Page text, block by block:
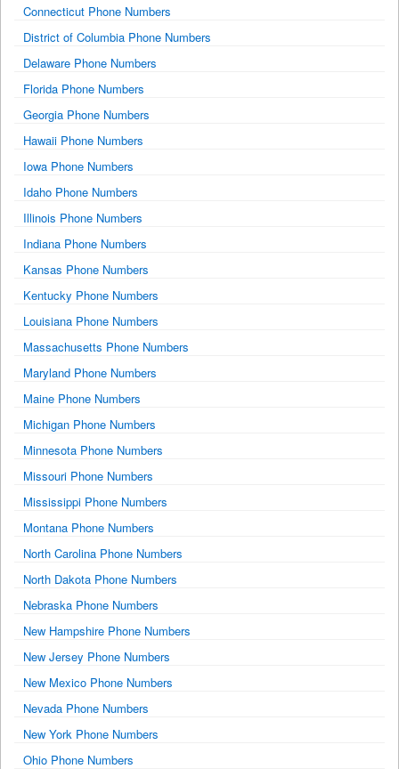
Connecticut Phone Numbers
District of Columbia Phone Numbers
Delaware Phone Numbers
Florida Phone Numbers
Georgia Phone Numbers
Hawaii Phone Numbers
Iowa Phone Numbers
Idaho Phone Numbers
Illinois Phone Numbers
Indiana Phone Numbers
Kansas Phone Numbers
Kentucky Phone Numbers
Louisiana Phone Numbers
Massachusetts Phone Numbers
Maryland Phone Numbers
Maine Phone Numbers
Michigan Phone Numbers
Minnesota Phone Numbers
Missouri Phone Numbers
Mississippi Phone Numbers
Montana Phone Numbers
North Carolina Phone Numbers
North Dakota Phone Numbers
Nebraska Phone Numbers
New Hampshire Phone Numbers
New Jersey Phone Numbers
New Mexico Phone Numbers
Nevada Phone Numbers
New York Phone Numbers
Ohio Phone Numbers